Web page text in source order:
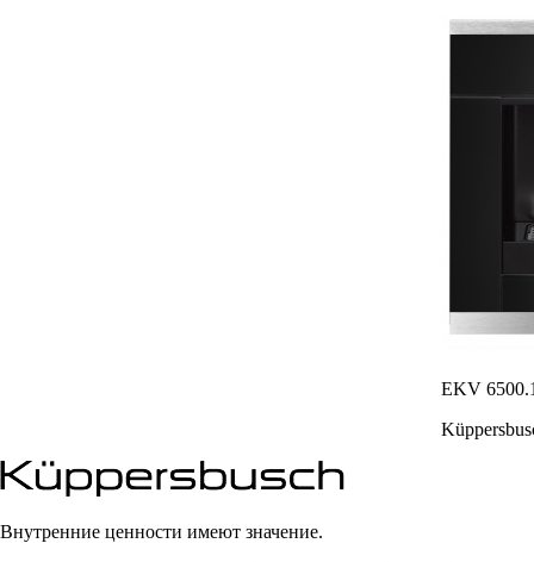
EKV
Внутренние ценности имеют значение.